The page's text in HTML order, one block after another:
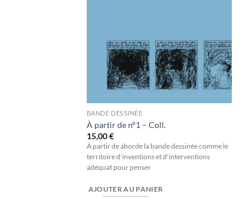
BANDE DESSINÉE
À partir de n°1 – Coll.
15,00€
À partir de aborde la bande dessinée comme le
territoire d'inventions et d'interventions
adéquat pour penser
AJOUTER AU PANIER